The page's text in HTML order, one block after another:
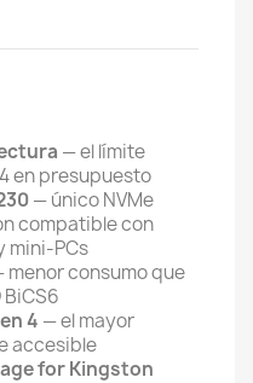
— el límite
en presupuesto
— único NVMe
compatible con
mini-PCs
menor consumo que
BiCS6
4 — el mayor
accesible
for Kingston